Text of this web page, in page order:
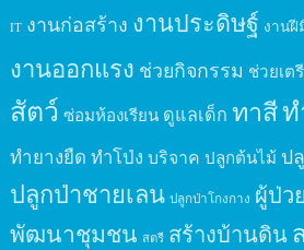
IT งานก่อสร้าง งานประดิษฐ์ งานฝี
งานออกแรง ช่วยกิจกรรม ช่วยเต
สัตว์ ซ่อมห้องเรียน ดูแลเด็ก ทาสีท
ทำยางยืด ทำโป่ง บริจาค ปลูกต้นไม้ ป
ปลูกป่าชายเลน ปลูกป่าโกงกาง ผู้ป่วย
พัฒนาชุมชน สตรี สร้างบ้านดิน